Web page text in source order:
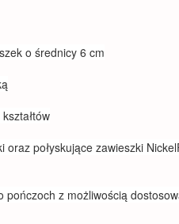
o średnicy 6 cm
połyskujące zawieszki
z możliwością